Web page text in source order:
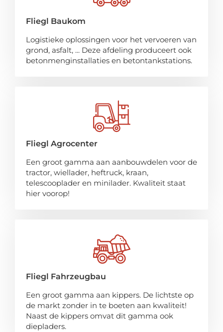
Fliegl Baukom
Logistieke oplossingen voor het vervoeren van
grond, asfalt, ... Deze afdeling produceert ook
betonmenginstallaties en betontankstations.
Fliegl Agrocenter
Een groot gamma aan aanbouwdelen voor de
tractor, wiellader, heftruck, kraan,
telescooplader en minilader. Kwaliteit staat
hier voorop!
Fliegl Fahrzeugbau
Een groot gamma aan kippers. De lichtste op
de markt zonder in te boeten aan kwaliteit!
Naast de kippers omvat dit gamma ook
diepladers.